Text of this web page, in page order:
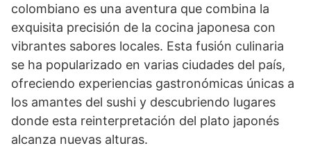
colombiano es una aventura que combina la
exquisita precisión de la cocina japonesa con
vibrantes sabores locales. Esta fusión culinaria
se ha popularizado en varias ciudades del país,
ofreciendo experiencias gastronómicas únicas a
los amantes del sushi y descubriendo lugares
donde esta reinterpretación del plato japonés
alcanza nuevas alturas.